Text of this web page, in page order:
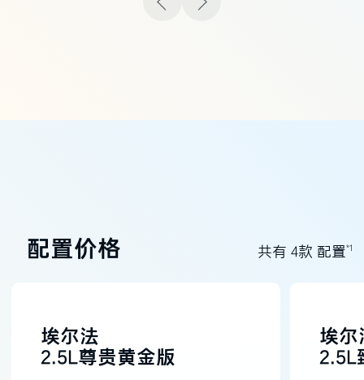
配置价格 共有 4款 配置*1
埃尔法
2.5L尊贵黄金版
埃尔
2.5L